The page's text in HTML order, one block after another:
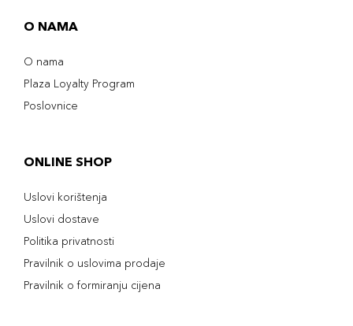
O NAMA
O nama
Plaza Loyalty Program
Poslovnice
ONLINE SHOP
Uslovi korištenja
Uslovi dostave
Politika privatnosti
Pravilnik o uslovima prodaje
Pravilnik o formiranju cijena